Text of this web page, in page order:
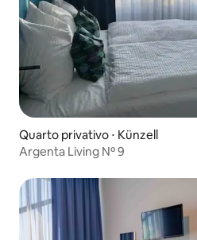
Quarto privativo ⋅ Künzell
Argenta Living Nº 9